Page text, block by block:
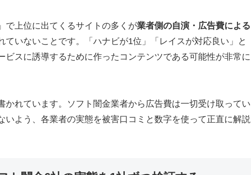
で上位に出てくるサイトの多くが業者側の自演・広告費による
ていないことです。「ハナビが1位」「レイスが対応良い」と
ビスに誘導するために作ったコンテンツである可能性が非常に
かれています。ソフト闇金業者から広告費は一切受け取ってい
いよう、各業者の実態を被害口コミと数字を使って正直に解説